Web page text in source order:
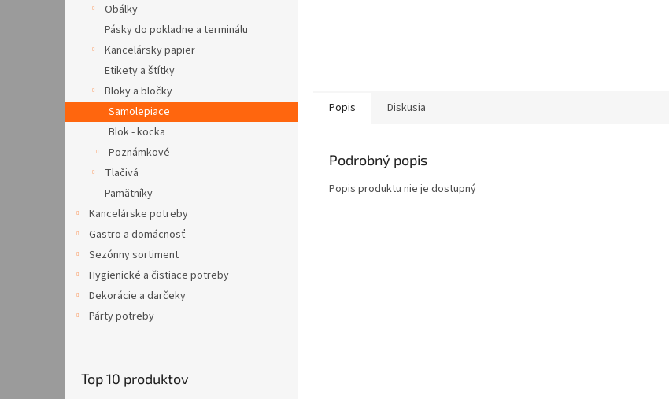
Obálky
Pásky do pokladne a terminálu
Kancelársky papier
Etikety a štítky
Bloky a bločky
Samolepiace
Blok - kocka
Poznámkové
Tlačivá
Pamätníky
Kancelárske potreby
Gastro a domácnosť
Sezónny sortiment
Hygienické a čistiace potreby
Dekorácie a darčeky
Párty potreby
Top 10 produktov
Popis Diskusia
Podrobný popis
Popis produktu nie je dostupný